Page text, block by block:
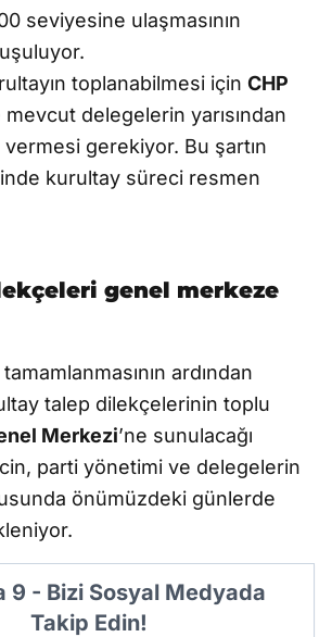
seviyesine ulaşmasının
toplanabilmesi için CHP
delegelerin yarısından
vermesi gerekiyor. Bu şartın
kurultay süreci resmen
genel merkeze
ardından
talep dilekçelerinin toplu
Merkezi’ne sunulacağı
parti yönetimi ve delegelerin
önümüzdeki günlerde
9 - Bizi Sosyal Medyada
Takip Edin!